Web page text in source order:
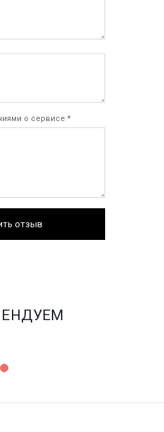
о сервисе *
отзыв